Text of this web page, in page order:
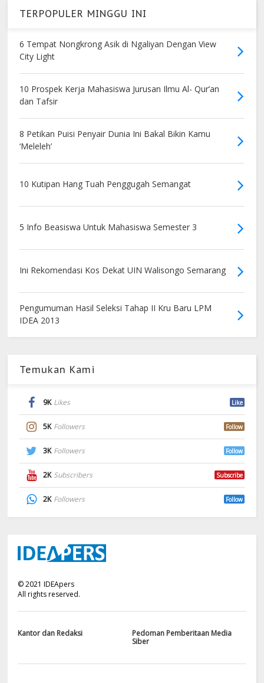
TERPOPULER MINGGU INI
6 Tempat Nongkrong Asik di Ngaliyan Dengan View
City Light
10 Prospek Kerja Mahasiswa Jurusan Ilmu Al- Qur’an
dan Tafsir
8 Petikan Puisi Penyair Dunia Ini Bakal Bikin Kamu
‘Meleleh’
10 Kutipan Hang Tuah Penggugah Semangat
5 Info Beasiswa Untuk Mahasiswa Semester 3
Ini Rekomendasi Kos Dekat UIN Walisongo Semarang
Pengumuman Hasil Seleksi Tahap II Kru Baru LPM
IDEA 2013
Temukan Kami
9K Likes Like
5K Followers Follow
3K Followers Follow
2K Subscribers Subscribe
2K Followers Follow
©2021 IDEApers
All rights reserved.
Kantor dan Redaksi
Pedoman Pemberitaan Media
Siber